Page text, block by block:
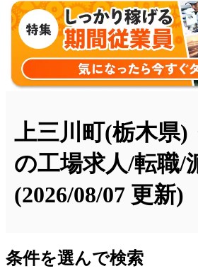
上三川町(栃木県)
の工場求人/転職/
(2026/08/07 更新)
条件を選んで検索